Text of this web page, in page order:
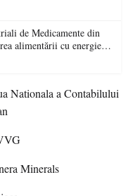
de Medicamente din
alimentării cu energie
va pune în pericol